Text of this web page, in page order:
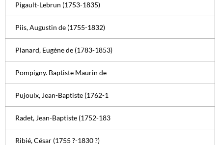
Pigault-Lebrun (1753-1835)
Piis, Augustin de (1755-1832)
Planard, Eugène de (1783-1853)
Pompigny. Baptiste Maurin de
Pujoulx, Jean-Baptiste (1762-1
Radet, Jean-Baptiste (1752-183
Ribié, César (1755 ?-1830 ?)